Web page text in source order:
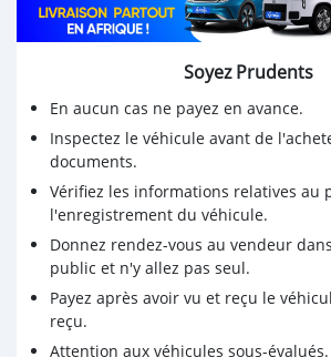
Enquires Desk :
Purchasing Contact :
Options
19 In. AMG Twin 5-Spoke Wheels
Basic Information
VIN Number: W1K6G7GB2NA083704
Model Year: 2022
Make: Mercedes-Benz
Model: S-Class
Engine
Engine Description: 4L V8 32V
Soyez Prudents
En aucun cas ne payez en avance.
Inspectez le véhicule avant de
documents.
Vérifiez les informations relatives au
l'enregistrement du véhicule.
Donnez rendez-vous au vendeur
public et n'y allez pas seul.
Payez après avoir vu et reçu le
reçu.
Attention aux véhicules sous-